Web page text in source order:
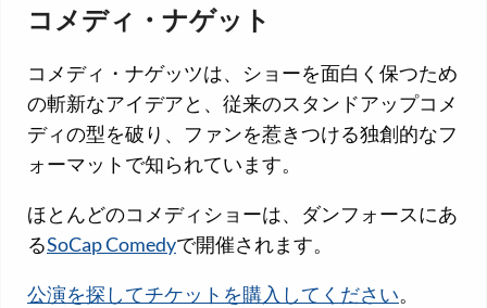
コメディ・ナゲット
コメディ・ナゲッツは、ショーを面白く保つため
の斬新なアイデアと、従来のスタンドアップコメ
ディの型を破り、ファンを惹きつける独創的なフ
ォーマットで知られています。
ほとんどのコメディショーは、ダンフォースにあ
るSoCap Comedyで開催されます。
公演を探してチケットを購入してください。